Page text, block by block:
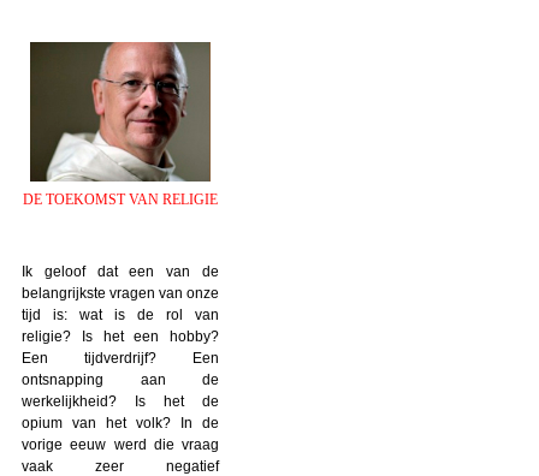
DE TOEKOMST VAN RELIGIE
Ik geloof dat een van de
belangrijkste vragen van onze
tijd is: wat is de rol van
religie? Is het een hobby?
Een tijdverdrijf? Een
ontsnapping aan de
werkelijkheid? Is het de
opium van het volk? In de
vorige eeuw werd die vraag
vaak zeer negatief